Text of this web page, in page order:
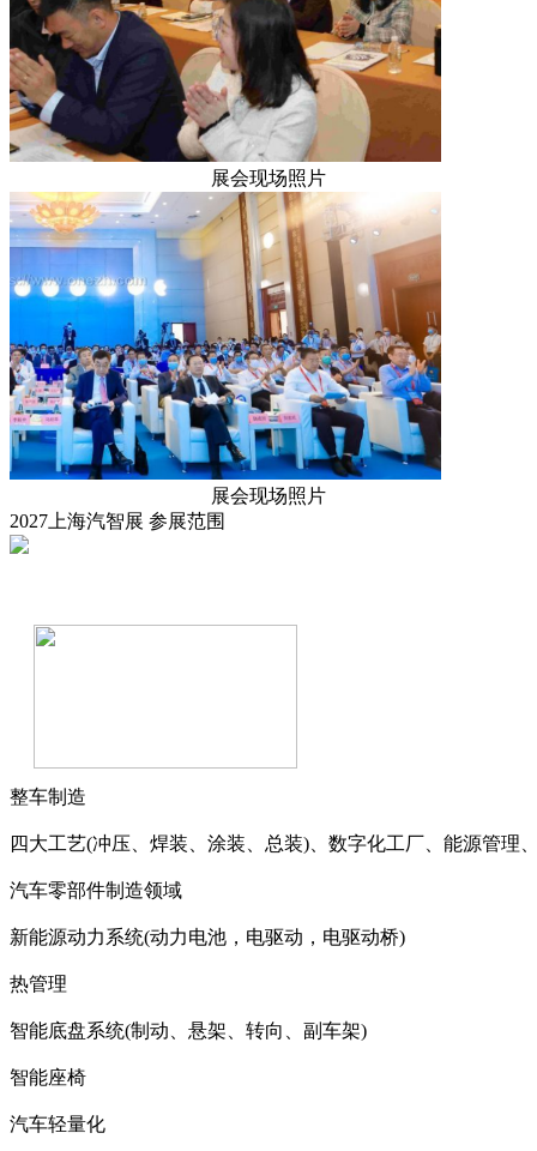
展会现场照片
展会现场照片
2027上海汽智展 参展范围
整车制造
四大工艺(冲压、焊装、涂装、总装)、数字化工厂、能源管理
汽车零部件制造领域
新能源动力系统(动力电池，电驱动，电驱动桥)
热管理
智能底盘系统(制动、悬架、转向、副车架)
智能座椅
汽车轻量化